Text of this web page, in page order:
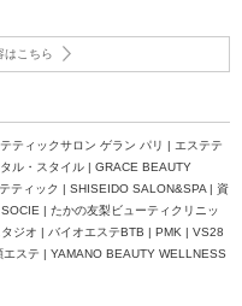
こちら
ティックサロン ゲラン パリ | エステテ
ル・スタイル | GRACE BEAUTY
ティック | SHISEIDO SALON&SPA | 資
| たかの友梨ビューティクリニッ
ジオ | バイオエステBTB | PMK | VS28
ステ | YAMANO BEAUTY WELLNESS